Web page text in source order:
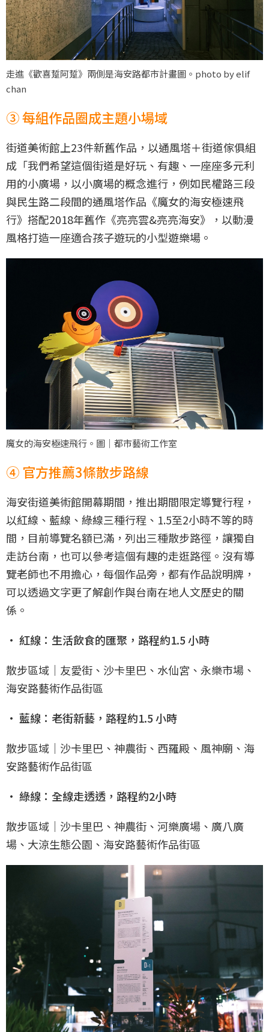
走進《歡喜踅阿踅》兩側是海安路都市計畫圖。photo by elif
chan
③ 每組作品圈成主題小場域
街道美術館上23件新舊作品，以通風塔＋街道傢俱組
成「我們希望這個街道是好玩、有趣、一座座多元利
用的小廣場，以小廣場的概念進行，例如民權路三段
與民生路二段間的通風塔作品《魔女的海安極速飛
行》搭配2018年舊作《亮亮雲&亮亮海安》，以動漫
風格打造一座適合孩子遊玩的小型遊樂場。
魔女的海安極速飛行。圖｜都市藝術工作室
④ 官方推薦3條散步路線
海安街道美術館開幕期間，推出期間限定導覽行程，
以紅線、藍線、綠線三種行程、1.5至2小時不等的時
間，目前導覽名額已滿，列出三種散步路徑，讓獨自
走訪台南，也可以參考這個有趣的走逛路徑。沒有導
覽老師也不用擔心，每個作品旁，都有作品說明牌，
可以透過文字更了解創作與台南在地人文歷史的關
係。
• 紅線：生活飲食的匯聚，路程約1.5 小時
散步區域｜友愛街、沙卡里巴、水仙宮、永樂市場、
海安路藝術作品街區
• 藍線：老街新藝，路程約1.5 小時
散步區域｜沙卡里巴、神農街、西羅殿、風神廟、海
安路藝術作品街區
• 綠線：全線走透透，路程約2小時
散步區域｜沙卡里巴、神農街、河樂廣場、廣八廣
場、大涼生態公園、海安路藝術作品街區